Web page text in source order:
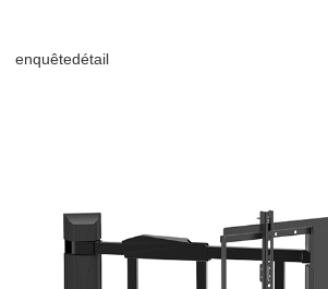
enquêtedétail